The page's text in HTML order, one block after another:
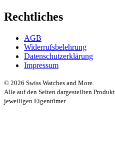
Rechtliches
AGB
Widerrufsbelehrung
Datenschutzerklärung
Impressum
© 2026 Swiss Watches and More.
Alle auf den Seiten dargestellten
jeweiligen Eigentümer.